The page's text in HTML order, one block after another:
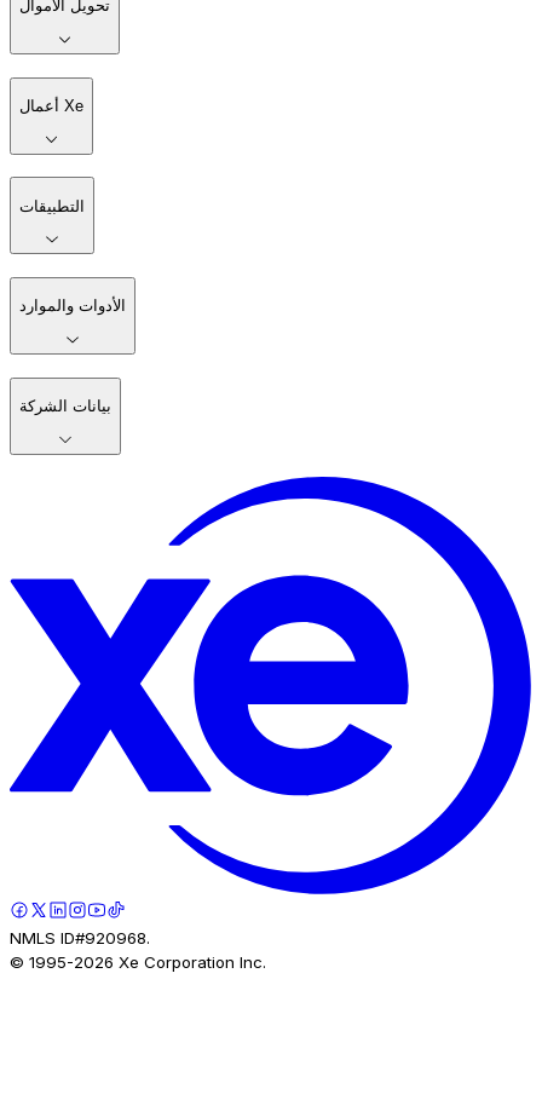
تحويل الأموال
أعمال Xe
التطبيقات
الأدوات والموارد
بيانات الشركة
NMLS ID#920968.
© 1995-2026 Xe Corporation Inc.